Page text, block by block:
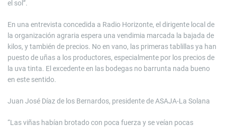
el sol”.
En una entrevista concedida a Radio Horizonte, el dirigente local de
la organización agraria espera una vendimia marcada la bajada de
kilos, y también de precios. No en vano, las primeras tablillas ya han
puesto de uñas a los productores, especialmente por los precios de
la uva tinta. El excedente en las bodegas no barrunta nada bueno
en este sentido.
Juan José Díaz de los Bernardos, presidente de ASAJA-La Solana
“Las viñas habían brotado con poca fuerza y se veían pocas